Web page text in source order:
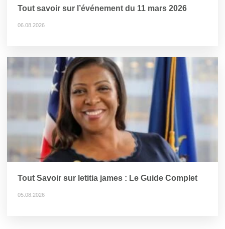
Tout savoir sur l’événement du 11 mars 2026
06.08.2026
Tout Savoir sur letitia james : Le Guide Complet
05.08.2026